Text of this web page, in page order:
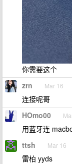
你需要这个
zrn Mar 16
连接呢哥
HOmo00
用蓝牙连
ttsh Mar 16
雷柏 yyds